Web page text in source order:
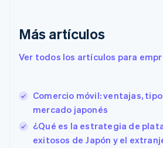
Más artículos
Ver todos los artículos para
Comercio móvil: ventajas,
mercado japonés
¿Qué es la estrategia de
exitosos de Japón y el
EnglishItaliano
Español English
Estonia
Finlandia
EnglishSvenska
Francia